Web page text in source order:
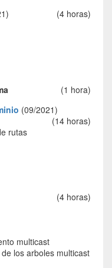
(4 horas)
(1 hora)
(09/2021)
(14 horas)
rutas
(4 horas)
multicast
los arboles multicast